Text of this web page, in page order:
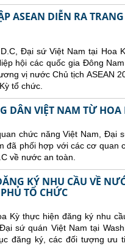
ASEAN DIỄN RA
Đại sứ Việt Nam tại Hoa
hội các quốc gia Đông
vị nước Chủ tịch ASEAN
tổ chức.
DÂN VIỆT NAM TỪ HOA
chức năng Việt Nam, Đại
đã phối hợp với các cơ quan
về nước an toàn.
KÝ NHU CẦU VỀ
TỔ CHỨC
Kỳ thực hiện đăng ký nhu
sứ quán Việt Nam tại
đăng ký, các đối tượng ưu